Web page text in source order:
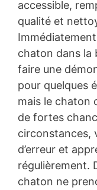
accessible,
qualité et
chaton dans la
faire une
pour quelques
mais le chaton
de fortes
circonstances,
d’erreur et
régulièrement.
chaton ne